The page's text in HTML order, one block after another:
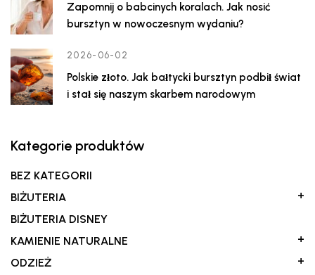
Zapomnij o babcinych koralach. Jak nosić
bursztyn w nowoczesnym wydaniu?
2026-06-02
Polskie złoto. Jak bałtycki bursztyn podbił świat
i stał się naszym skarbem narodowym
Kategorie produktów
BEZ KATEGORII
BIŻUTERIA
+
BIŻUTERIA DISNEY
KAMIENIE NATURALNE
+
ODZIEŻ
+